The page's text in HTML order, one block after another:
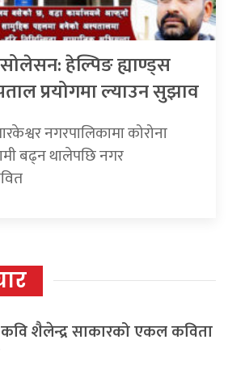
हेल्पिङ ह्याण्ड्स
प्रयोगमा ल्याउन सुझाव
नगरपालिकामा कोरोना
बढ्न थालेपछि नगर
कवि शैलेन्द्र साकारको एकल कविता